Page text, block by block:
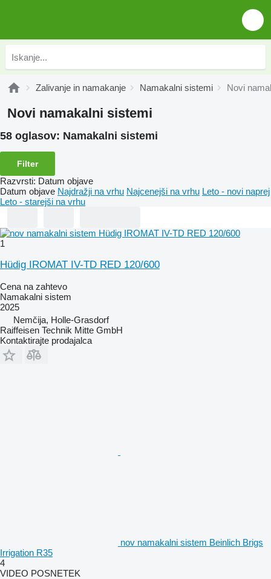
Zalivanje in namakanje Namakalni sistemi Novi
Novi namakalni sistemi
58 oglasov: Namakalni sistemi
Filter
Razvrsti: Datum objave
Datum objave Najdražji na vrhu Najcenejši na vrhu Leto - novi naprej
Leto - starejši na vrhu
1
Hüdig IROMAT IV-TD RED 120/600
Cena na zahtevo
Namakalni sistem
2025
Nemčija, Holle-Grasdorf
Raiffeisen Technik Mitte GmbH
Kontaktirajte prodajalca
nov namakalni sistem Beinlich Brigs
Irrigation R35
4
VIDEO POSNETEK